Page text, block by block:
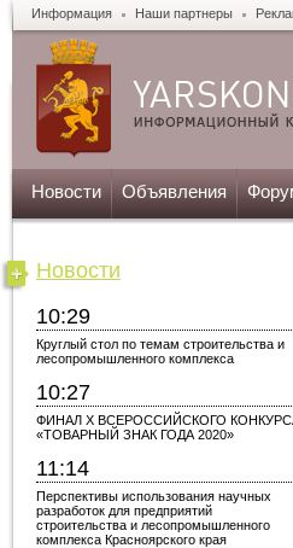
Информация Наши партнеры
Новости Объявления
Новости
10:29
Круглый стол по темам строительства и
лесопромышленного комплекса
10:27
ФИНАЛ X ВСЕРОССИЙСКОГО
«ТОВАРНЫЙ ЗНАК ГОДА 2020»
11:14
Перспективы использования научных
разработок для предприятий
строительства и лесопромышленного
комплекса Красноярского края